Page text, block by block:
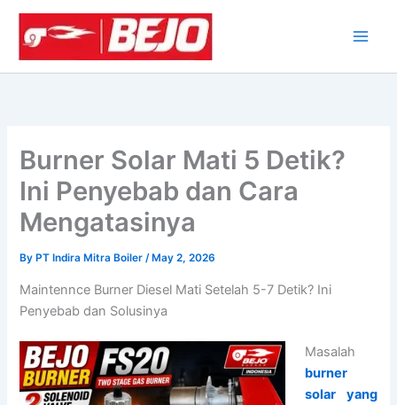
Skip
content
Burner Solar Mati 5 Detik?
Ini Penyebab dan Cara
Mengatasinya
By PT Indira Mitra Boiler/ May 2, 2026
Maintennce Burner Diesel Mati Setelah 5-7 Detik? Ini
Penyebab dan Solusinya
Masalah
burner
solar yang